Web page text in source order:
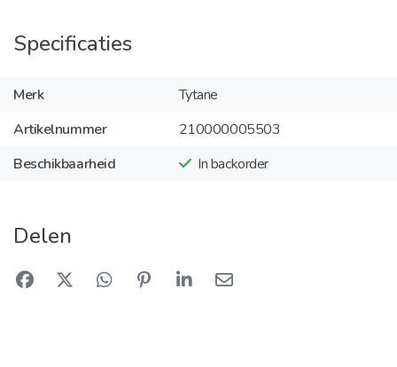
Specificaties
Merk
Tytane
Artikelnummer
210000005503
Beschikbaarheid
In backorder
Delen